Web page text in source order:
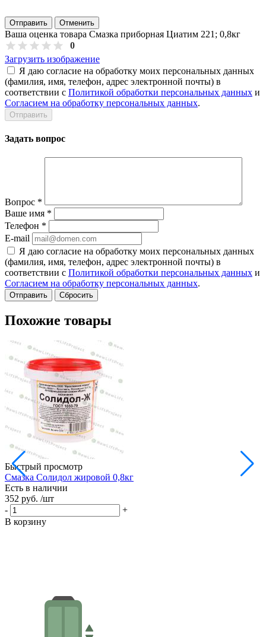
Отправить Отменить
Ваша оценка товара Смазка приборная Циатим 221; 0,8кг
0
Загрузить изображение
Я даю согласие на обработку моих персональных данных
(фамилия, имя, телефон, адрес электронной почты) в
соответствии с Политикой обработки персональных данных и
Согласием на обработку персональных данных.
Задать вопрос
Вопрос *
Ваше имя *
Телефон *
E-mail
Я даю согласие на обработку моих персональных данных
(фамилия, имя, телефон, адрес электронной почты) в
соответствии с Политикой обработки персональных данных и
Согласием на обработку персональных данных.
Сбросить
Похожие товары
Быстрый просмотр
Смазка Солидол жировой 0,8кг
Есть в наличии
352 руб. /шт
-
+
В корзину